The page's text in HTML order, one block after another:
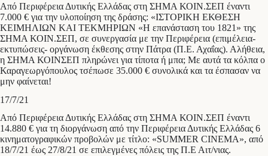
Από Περιφέρεια Δυτικής Ελλάδας στη ΣΗΜΑ ΚΟΙΝ.ΣΕΠ έναντι
7.000 € για την υλοποίηση της δράσης: «ΙΣΤΟΡΙΚΗ ΕΚΘΕΣΗ
ΚΕΙΜΗΛΙΩΝ ΚΑΙ ΤΕΚΜΗΡΙΩΝ «Η επανάσταση του 1821» της
ΣΗΜΑ ΚΟΙΝ.ΣΕΠ, σε συνεργασία με την Περιφέρεια (επιμέλεια-
εκτυπώσεις- οργάνωση έκθεσης στην Πάτρα (Π.Ε. Αχαΐας). Αλήθεια,
η ΣΗΜΑ ΚΟΙΝΣΕΠ πληρώνει για τίποτα ή μπα; Με αυτά τα κόλπα ο
Καραγεωργόπουλος τσέπωσε 35.000 € συνολικά και τα έσπασαν να
μην φαίνεται!
17/7/21
Από Περιφέρεια Δυτικής Ελλάδας στη ΣΗΜΑ ΚΟΙΝ.ΣΕΠ έναντι
14.880 € για τη διοργάνωση από την Περιφέρεια Δυτικής Ελλάδας 6
κινηματογραφικών προβολών με τίτλο: «SUMMER CINEMA», από
18/7/21 έως 27/8/21 σε επιλεγμένες πόλεις της Π.Ε Αιτ/νιας.